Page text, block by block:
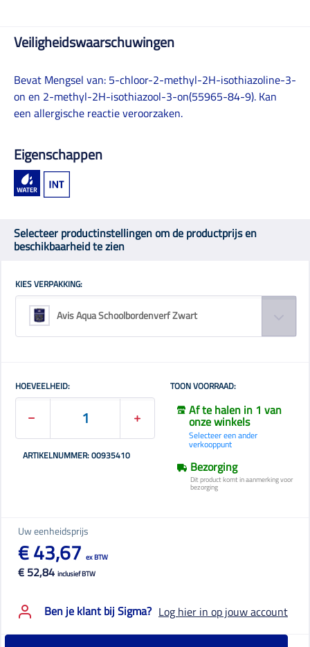
Veiligheidswaarschuwingen
Bevat Mengsel van: 5-chloor-2-methyl-2H-isothiazoline-3-
on en 2-methyl-2H-isothiazool-3-on(55965-84-9). Kan
een allergische reactie veroorzaken.
Eigenschappen
Selecteer productinstellingen om de productprijs en
beschikbaarheid te zien
KIES VERPAKKING:
Avis Aqua Schoolbordenverf Zwart
HOEVEELHEID:
ARTIKELNUMMER: 00935410
TOON VOORRAAD:
Af te halen in 1 van
onze winkels
Selecteer een ander
verkooppunt
Bezorging
Dit product komt in aanmerking voor
bezorging
Uw eenheidsprijs
€ 52,84 inclusief BTW
€ 43,67 ex BTW
Ben je klant bij Sigma? Log hier in op jouw account